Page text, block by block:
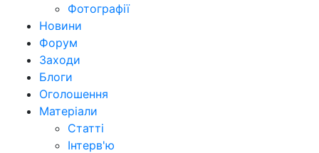
Фотографії
Новини
Форум
Заходи
Блоги
Оголошення
Матеріали
Статті
Інтерв'ю